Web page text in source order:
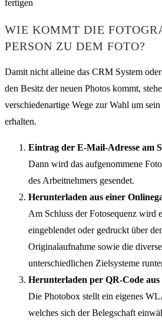
WIE KOMMT DIE
PERSON ZU DEM FOTO?
Damit nicht alleine das CRM System
den Besitz der neuen Photos kommt,
verschiedenartige Wege zur Wahl um
erhalten.
Eintrag der E-Mail-Adresse am
Dann wird das aufgenommene
des Arbeitnehmers gesendet.
Herunterladen aus einer
Am Schluss der Fotosequenz wird
eingeblendet oder gedruckt über
Originalaufnahme sowie die
unterschiedlichen Zielsysteme
Herunterladen per QR-Code
Die Photobox stellt ein eigenes
welches sich der Belegschaft